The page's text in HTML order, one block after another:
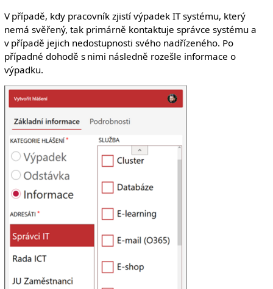
V případě, kdy pracovník zjistí výpadek IT systému, který
nemá svěřený, tak primárně kontaktuje správce systému a
v případě jejich nedostupnosti svého nadřízeného. Po
případné dohodě s nimi následně rozešle informace o
výpadku.